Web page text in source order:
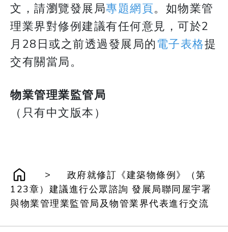
文，請瀏覽發展局專題網頁。如物業管
理業界對修例建議有任何意見，可於2
月28日或之前透過發展局的電子表格提
交有關當局。
物業管理業監管局
（只有中文版本）
>
政府就修訂《建築物條例》（第
123章）建議進行公眾諮詢 發展局聯同屋宇署
與物業管理業監管局及物管業界代表進行交流